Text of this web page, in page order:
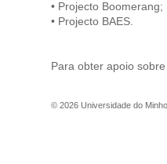
• Projecto Boomerang;
• Projecto BAES.
Para obter apoio
© 2026 Universidade do